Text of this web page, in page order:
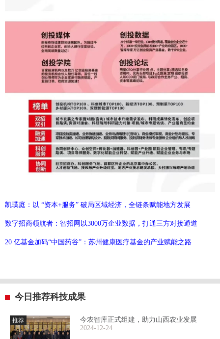
凯璞庭：以 “资本+服务” 破局区域经济，全链条赋能地方发展
数字招商领航者：智招网以3000万企业数据，打通三方对接通道
20 亿基金加码“中国药谷”：苏州健康医疗基金的产业赋能之路
今日推荐科技成果
推荐
今农智库正式组建，助力山西农业发展
2024-12-24